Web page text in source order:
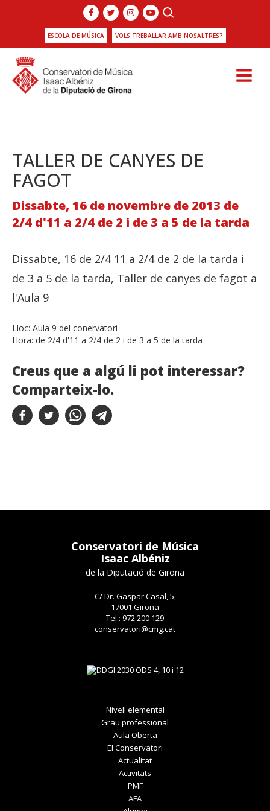
ESCOLA DE MÚSICA VOLS TREBALLAR AMB NOSALTRES?
TALLER DE CANYES DE
FAGOT
Dissabte, 16 de novembre de 2013 de
2/4 d'11 a 2/4 de 2 i de 3 a 5 de la tarda
Dissabte, 16 de 2/4 11 a 2/4 de 2 de la tarda i
de 3 a 5 de la tarda, Taller de canyes de fagot a
l'Aula 9
Lloc: Aula 9 del conervatori
Hora: de 2/4 d'11 a 2/4 de 2 i de 3 a 5 de la tarda
Creus que a algú li pot interessar?
Comparteix-lo.
Conservatori de Música
Isaac Albéniz
de la Diputació de Girona
C/ Dr. Gaspar Casal, 5,
17001 Girona
Tel.: 972 200 129
conservatori@cmg.cat
Nivell elemental
Grau professional
Aula Oberta
El Conservatori
Actualitat
Activitats
PMF
AFA